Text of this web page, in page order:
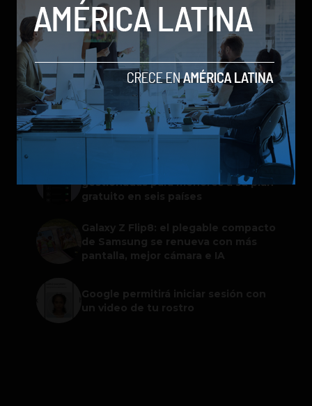
TRENDING POSTS
Meta lanza Muse Image: competirá
con modelos enfocados en IA
generativa de imágenes
ChatGPT Work: el nuevo asistente
de OpenAI que promete mejorar la
productividad laboral
gestionadas para menores a su plan
gratuito en seis países
Galaxy Z Flip8: el plegable compacto
de Samsung se renueva con más
pantalla, mejor cámara e IA
Google permitirá iniciar sesión con
un video de tu rostro